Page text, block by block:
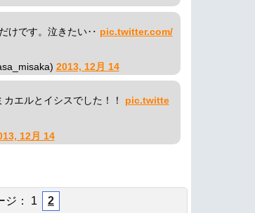
けです。泣きたい‥ pic.twitter.com/
2013, 12月 14
エルとイシスでした！！ pic.twitte
12月 14
ジ： 1 2